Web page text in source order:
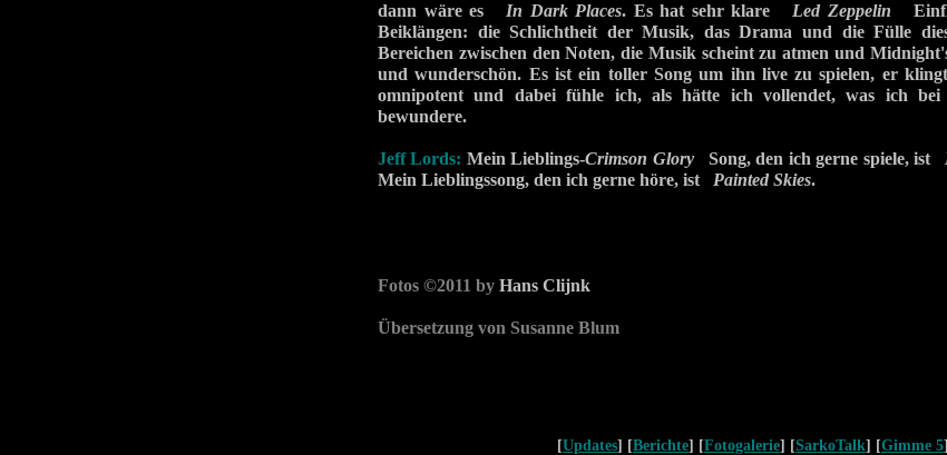
dann wäre es In Dark Places. Es hat sehr klare Led Zeppelin
Beiklängen: die Schlichtheit der Musik, das Drama und die Fülle
Bereichen zwischen den Noten, die Musik scheint zu atmen und
und wunderschön. Es ist ein toller Song um ihn live zu spielen, er
omnipotent und dabei fühle ich, als hätte ich vollendet, was ich bei
bewundere.
Jeff Lords: Mein Lieblings-Crimson GlorySong, den ich gerne spiele, ist
Mein Lieblingssong, den ich gerne höre, ist Painted Skies.
Fotos ©2011 by Hans Clijnk
Übersetzung von Susanne Blum
[Updates] [Berichte] [Fotogalerie] [SarkoTalk] [Gimme 5]